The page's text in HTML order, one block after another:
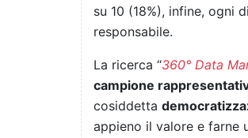
su 10 (18%), infine, ogni
responsabile.
La ricerca “360° Data
campione
cosiddetta
appieno il valore e farne